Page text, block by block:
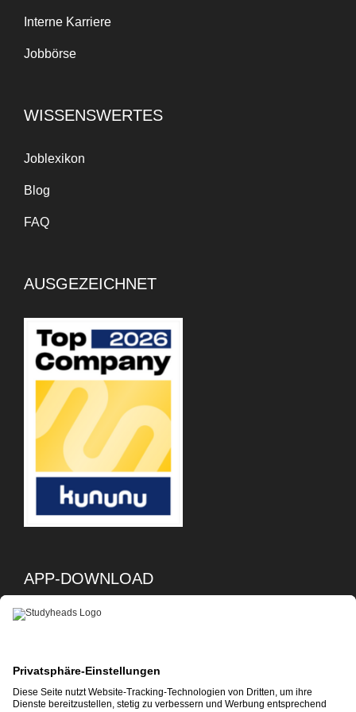
Interne Karriere
Jobbörse
WISSENSWERTES
Joblexikon
Blog
FAQ
AUSGEZEICHNET
APP-DOWNLOAD